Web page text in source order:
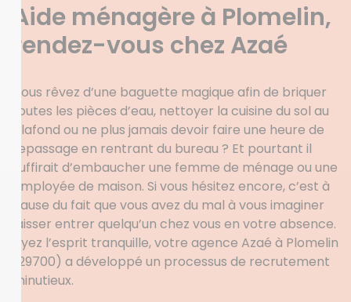
Aide ménagère à Plomelin,
rendez-vous chez Azaé
Vous rêvez d’une baguette magique afin de briquer
toutes les pièces d’eau, nettoyer la cuisine du sol au
plafond ou ne plus jamais devoir faire une heure de
repassage en rentrant du bureau ? Et pourtant il
suffirait d’embaucher une femme de ménage ou une
employée de maison. Si vous hésitez encore, c’est à
cause du fait que vous avez du mal à vous imaginer
laisser entrer quelqu’un chez vous en votre absence.
Ayez l’esprit tranquille, votre agence Azaé à Plomelin
(29700) a développé un processus de recrutement
minutieux.